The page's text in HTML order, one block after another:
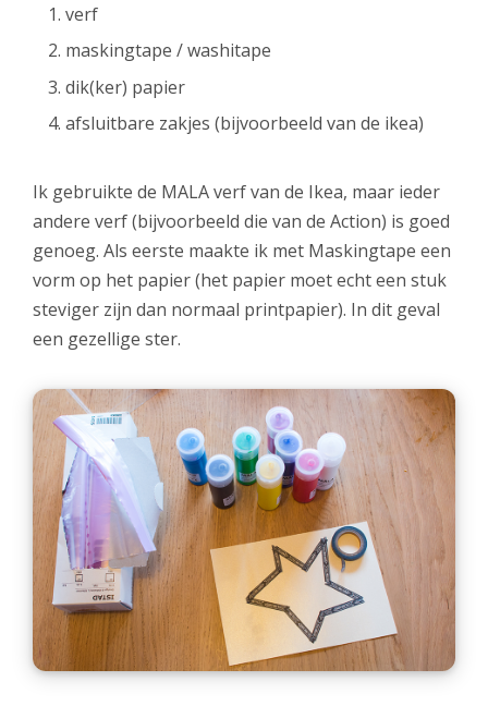
verf
maskingtape / washitape
dik(ker) papier
afsluitbare zakjes (bijvoorbeeld van de ikea)
Ik gebruikte de MALA verf van de Ikea, maar ieder
andere verf (bijvoorbeeld die van de Action) is goed
genoeg. Als eerste maakte ik met Maskingtape een
vorm op het papier (het papier moet echt een stuk
steviger zijn dan normaal printpapier). In dit geval
een gezellige ster.